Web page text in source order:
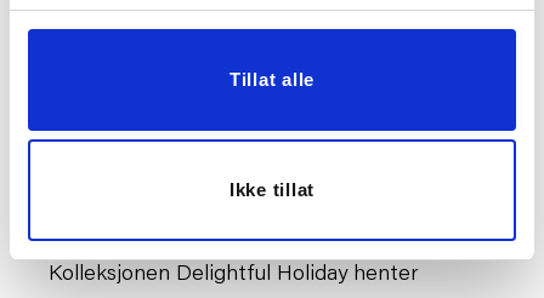
Tillat alle
Ikke tillat
NATURLIG OG KOSELIG
Kolleksjonen Delightful Holiday henter